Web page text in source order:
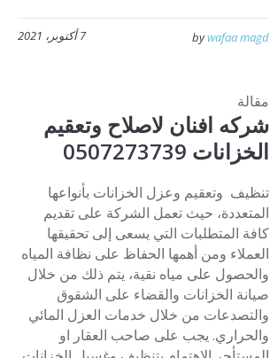
7 أكتوبر، 2021 bywafaa magd
مقالة
شركه افنان لاصلاح وتعقيم
الخزانات 0507273739
تنظيف وتعقيم وعزل الخزانات بأنواعها
المتعددة، حيث تعمل الشركة على تقديم
كافة المتطلبات التي يسعى إلى تحقيقها
العملاء ومن أهمها الحفاظ على نظافة المياه
والحصول على مياه نقية، يتم ذلك من خلال
صيانة الخزانات والقضاء على الشقوق
والتصدعات من خلال خدمات العزل المائي
والحراري. يجب على صاحب العقار او